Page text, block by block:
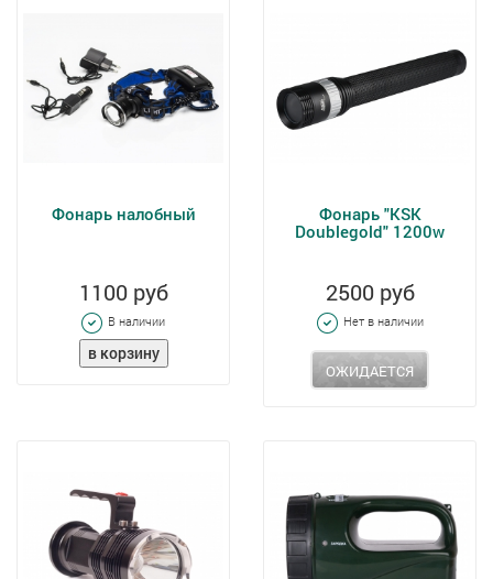
Фонарь налобный
1100 руб
В наличии
Фонарь "KSK
Doublegold" 1200w
2500 руб
Нет в наличии
ОЖИДАЕТСЯ